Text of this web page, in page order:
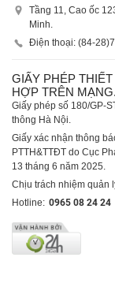
Tầng 11, Cao ốc
Minh.
Điện thoại: (84-28)
GIẤY PHÉP
HỢP TRÊN MẠNG.
Giấy phép số 180/GP-
thông Hà Nội.
Giấy xác nhận thông
PTTH&TTĐT do Cục
13 tháng 6 năm 2025.
Chịu trách nhiệm quản
Hotline: 0965 08 24 24